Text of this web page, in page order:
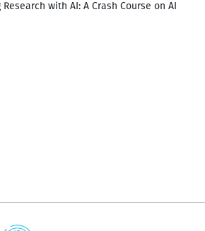
with AI: A Crash Course on AI